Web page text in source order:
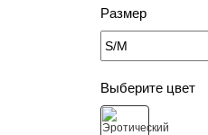
Размер
Выберите цвет